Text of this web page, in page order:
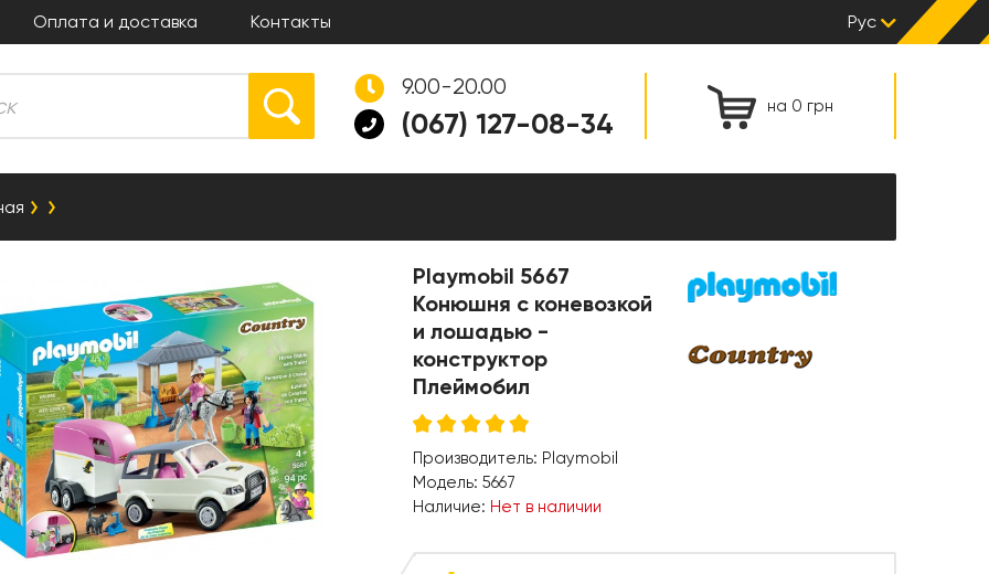
Оплата и доставка Контакты Рус
на 0 грн
9.00-20.00
(067) 127-08-34
Playmobil 5667
Конюшня с коневозкой
и лошадью -
конструктор
Плеймобил
Производитель: Playmobil
Модель: 5667
Наличие: Нет в наличии